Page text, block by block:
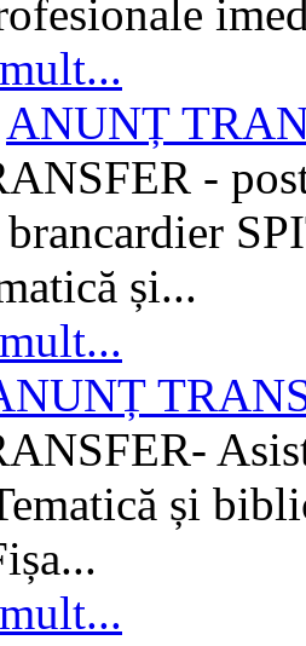
ANUNȚ
-
și...
și